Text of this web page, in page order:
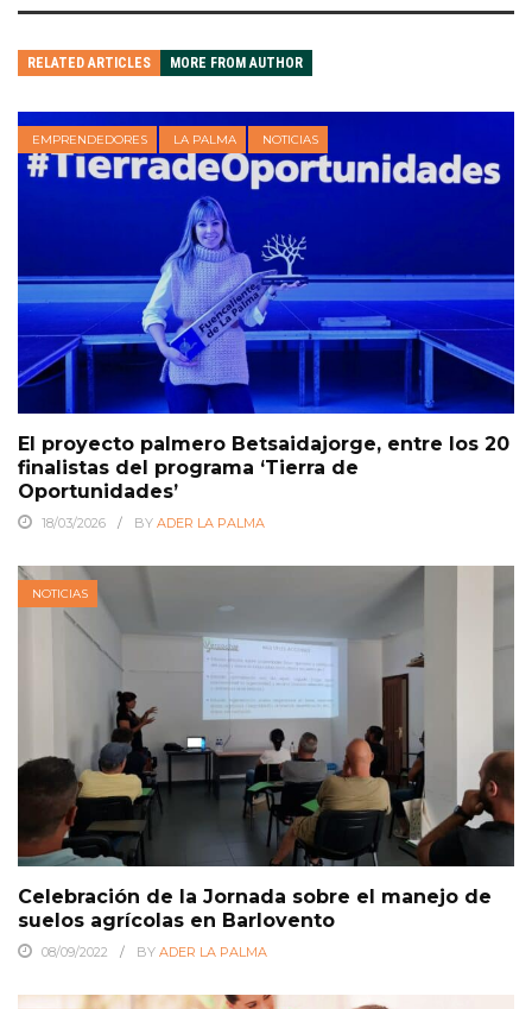
RELATED ARTICLES MORE FROM AUTHOR
EMPRENDEDORES LA PALMA NOTICIAS
El proyecto palmero Betsaidajorge, entre los 20
finalistas del programa ‘Tierra de
Oportunidades’
18/03/2026 BY ADER LA PALMA
NOTICIAS
Celebración de la Jornada sobre el manejo de
suelos agrícolas en Barlovento
08/09/2022 BY ADER LA PALMA